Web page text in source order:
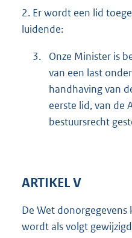
2. Er wordt een lid
luidende:
3.
Onze Minister is
van een last
handhaving van
eerste lid, van de
bestuursrecht
ARTIKEL V
De Wet
wordt als volgt